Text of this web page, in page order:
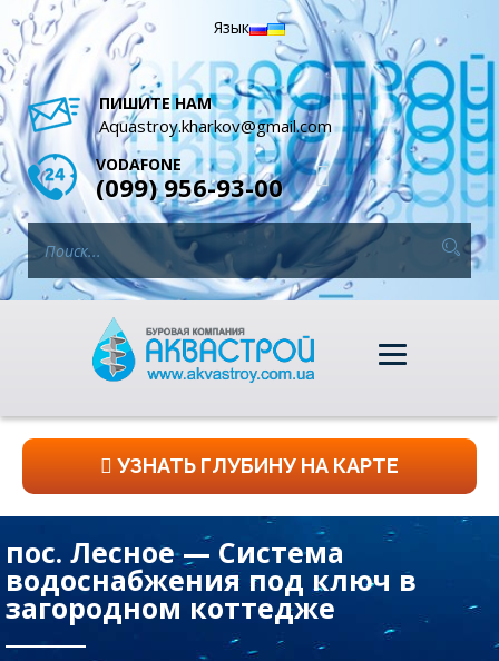
Язык
ПИШИТЕ НАМ
Aquastroy.kharkov@gmail.com
VODAFONE
(099) 956-93-00
УЗНАТЬ ГЛУБИНУ НА КАРТЕ
пос. Лесное — Система
водоснабжения под ключ в
загородном коттедже